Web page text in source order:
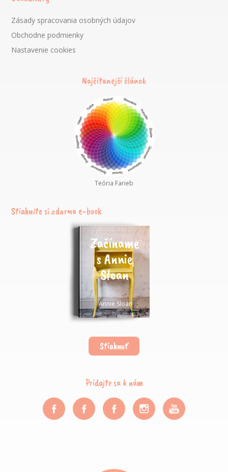
Zásady spracovania osobných údajov
Obchodne podmienky
Nastavenie cookies
Najčítanejší článok
Teória Farieb
Stiahnite si zdarma e-book
Začíname
s Annie
Sloan
Annie Sloan
Stiahnuť
Pridajte sa k nám